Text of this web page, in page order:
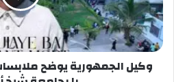
الانترنت أصبح الآن من
الشمس لأي مدينة في العالم.
​وتتمثل النصيحة الثانية في
عن دورة تأهيلية تهدف إلى
وكيل الجمهورية يوضح